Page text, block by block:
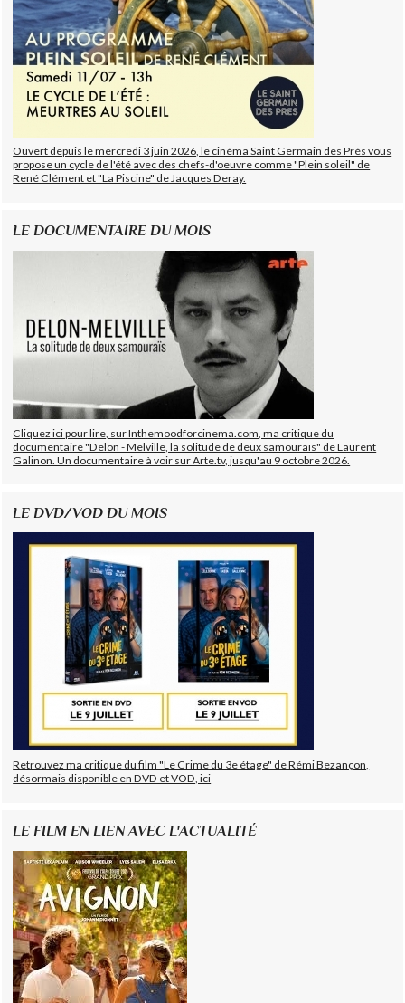
Ouvert depuis le mercredi 3 juin 2026, le cinéma Saint Germain des Prés vous
propose un cycle de l'été avec des chefs-d'oeuvre comme "Plein soleil" de
René Clément et "La Piscine" de Jacques Deray.
LE DOCUMENTAIRE DU MOIS
Cliquez ici pour lire, sur Inthemoodforcinema.com, ma critique du
documentaire "Delon - Melville, la solitude de deux samouraïs" de Laurent
Galinon. Un documentaire à voir sur Arte.tv, jusqu'au 9 octobre 2026.
LE DVD/VOD DU MOIS
Retrouvez ma critique du film "Le Crime du 3e étage" de Rémi Bezançon,
désormais disponible en DVD et VOD, ici
LE FILM EN LIEN AVEC L'ACTUALITÉ